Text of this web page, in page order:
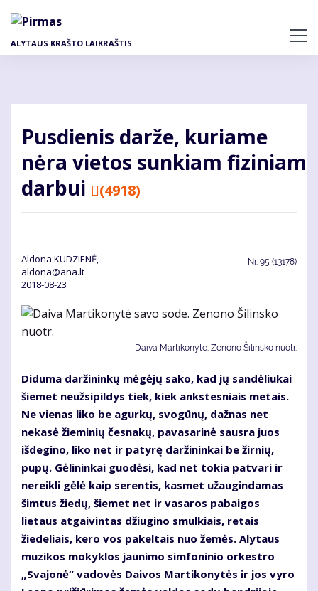
pagrindinį
ALYTAUS KRAŠTO LAIKRAŠTIS
Pusdienis darže, kuriame
nėra vietos sunkiam fiziniam
darbui
(4918)
Aldona KUDZIENĖ,
aldona@ana.lt
2018-08-23
Nr. 95 (13178)
Daiva Martikonytė. Zenono Šilinsko nuotr.
Diduma daržininkų mėgėjų sako, kad jų sandėliukai
šiemet neužsipildys tiek, kiek ankstesniais metais.
Ne vienas liko be agurkų, svogūnų, dažnas net
nekasė žieminių česnakų, pavasarinė sausra juos
išdegino, liko net ir patyrę daržininkai be žirnių,
pupų. Gėlininkai guodėsi, kad net tokia patvari ir
nereikli gėlė kaip serentis, kasmet užaugindamas
šimtus žiedų, šiemet net ir vasaros pabaigos
lietaus atgaivintas džiugino smulkiais, retais
žiedeliais, kero vos pakeltais nuo žemės. Alytaus
muzikos mokyklos jaunimo simfoninio orkestro
„Svajonė“ vadovės Daivos Martikonytės ir jos vyro